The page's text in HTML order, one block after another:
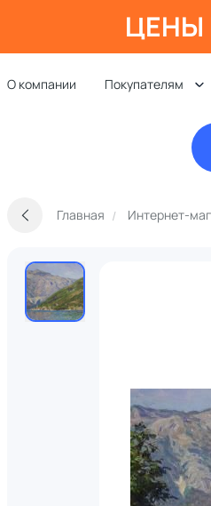
ЦЕНЫ
О компании Покупателям
Главная Интернет-